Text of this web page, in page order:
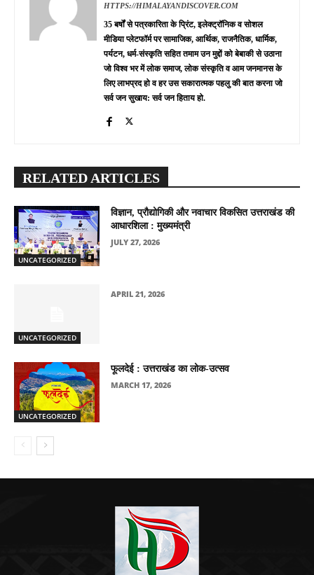
HTTPS://HIMALAYANDISCOVER.COM
35 बर्षों से पत्रकारिता के प्रिंट, इलेक्ट्रॉनिक व सोशल
मीडिया प्लेटफॉर्म पर सामाजिक, आर्थिक, राजनैतिक, धार्मिक,
पर्यटन, धर्म-संस्कृति सहित तमाम उन मुद्दों को बेबाकी से उठाना
जो विश्व भर में लोक समाज, लोक संस्कृति व आम जनमानस के
लिए लाभप्रद हो व हर उस सकारात्मक पहलु की बात करना जो
सर्व जन सुखाय: सर्व जन हिताय हो.
RELATED ARTICLES
UNCATEGORIZED
विज्ञान, प्रौद्योगिकी और नवाचार विकसित उत्तराखंड की
आधारशिला : मुख्यमंत्री
JULY 27, 2026
UNCATEGORIZED
APRIL 21, 2026
UNCATEGORIZED
फूलदेई : उत्तराखंड का लोक-उत्सव
MARCH 17, 2026